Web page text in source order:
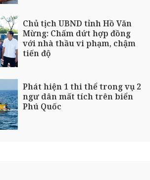
Chủ tịch UBND tỉnh Hồ Văn
Mừng: Chấm dứt hợp đồng
với nhà thầu vi phạm, chậm
tiến độ
Phát hiện 1 thi thể trong vụ 2
ngư dân mất tích trên biển
Phú Quốc